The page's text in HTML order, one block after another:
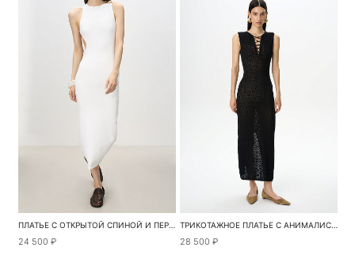
ПЛАТЬЕ С ОТКРЫТОЙ СПИНОЙ И ПЕРЕМЫЧКОЙ
24 500 ₽
ТРИКОТАЖНОЕ ПЛАТЬЕ С АНИМАЛИСТИЧЕСКИМ УЗОРОМ
28 500 ₽